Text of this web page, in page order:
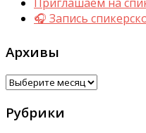
Приглашаем на
🎧 Запись
Архивы
Архивы
Рубрики